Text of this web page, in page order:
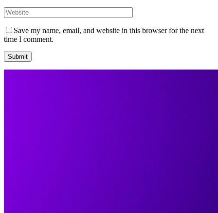
Save my name, email, and website in this browser for the next
time I comment.